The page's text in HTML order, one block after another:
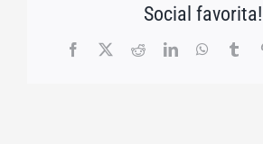
Social favorita!
Facebook
X RedditLinkedIn